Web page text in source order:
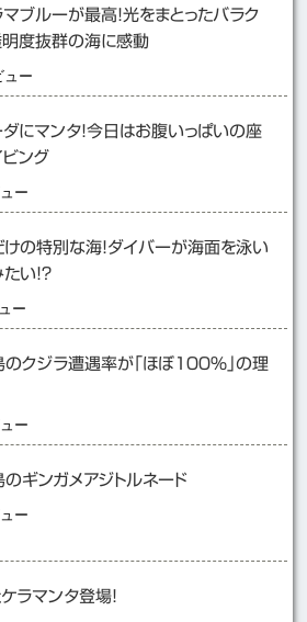
ブルーが最高！光をまとったバラク
明度抜群の海に感動
ュー
にマンタ！今日はお腹いっぱいの座
ング
ー
の特別な海！ダイバーが海面を泳い
い！？
ー
クジラ遭遇率が「ほぼ１００％」の理
ー
ギンガメアジトルネード
ー
ラマンタ登場！